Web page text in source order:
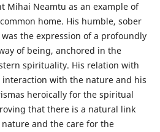
Mihai Neamtu as an example of
home. His humble, sober
the expression of a profoundly
of being, anchored in the
spirituality. His relation with
with the nature and his
heroically for the spiritual
that there is a natural link
and the care for the